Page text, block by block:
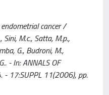
cancer /
Sini, M.c., Satta, M.p.,
G., Budroni, M.,
- In: ANNALS OF
- 17:SUPPL 11(2006), pp.